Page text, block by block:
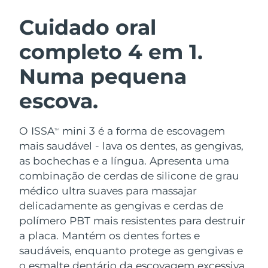
Cuidado oral
completo 4 em 1.
Numa pequena
escova.
O ISSATM
mini 3 é a forma de escovagem
mais saudável - lava os dentes, as gengivas,
as bochechas e a língua. Apresenta uma
combinação de cerdas de silicone de grau
médico ultra suaves para massajar
delicadamente as gengivas e cerdas de
polímero PBT mais resistentes para destruir
a placa. Mantém os dentes fortes e
saudáveis, enquanto protege as gengivas e
o esmalte dentário da escovagem excessiva.
Limpeza facial
Anti-aging massage
LUNA™ 4 Plus
Massage, LED heating
LUNA™ 4 Men
For men, anti-aging massage
Lifting facial
Microcurrent toning
BEAR™ 2 go
Microcurrent toning on-the-go
BEAR™ 2 eyes & lips
Microcurrent line smoothing device
Hidratação
UFO™ 3 kit
Deep facial hydration
UFO™ 3 LED
Near-infrared and red light therapy
device
Cuidado oral
issa™ 4
Hybrid silicone sonic toothbrush
issa™ 4 plus
Smart hybrid silicone sonic toothbrush
TRATAMENTO ANTIENVELHECIMENTO
FAQ™
Antienvelhecimento Tratamentos LED
NEW
Áustria Entrega prevista
Barein Entrega prevista
Bélgica Entrega prevista
Bermudas
Bósnia e
Herzegovina
Entrega prevista8/13/26
Brunei Entrega prevista8/15/26
Bulgária Entrega prevista
Canadá Entrega prevista
Chile Entrega prevista 8/14/26